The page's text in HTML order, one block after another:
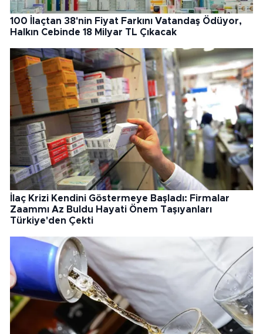
100 İlaçtan 38'nin Fiyat Farkını Vatandaş Ödüyor,
Halkın Cebinde 18 Milyar TL Çıkacak
İlaç Krizi Kendini Göstermeye Başladı: Firmalar
Zaammı Az Buldu Hayati Önem Taşıyanları
Türkiye'den Çekti